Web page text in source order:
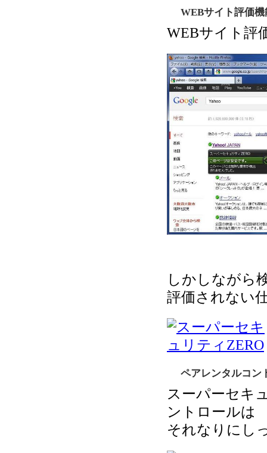
WEBサイト評価機
WEBサイト評
しかしながら
評価されない
ペアレンタルコン
スーパーセキ
ントロールは
それなりにし